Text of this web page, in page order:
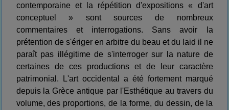
contemporaine et la répétition d'expositions « d'art
conceptuel » sont sources de nombreux
commentaires et interrogations. Sans avoir la
prétention de s'ériger en arbitre du beau et du laid il ne
paraît pas illégitime de s'interroger sur la nature de
certaines de ces productions et de leur caractère
patrimonial. L'art occidental a été fortement marqué
depuis la Grèce antique par l'Esthétique au travers du
volume, des proportions, de la forme, du dessin, de la